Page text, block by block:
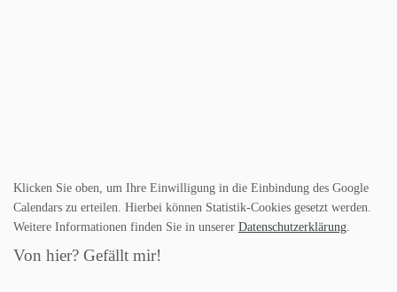
Klicken Sie oben, um Ihre Einwilligung in die Einbindung des Google
Calendars zu erteilen. Hierbei können Statistik-Cookies gesetzt werden.
Weitere Informationen finden Sie in unserer Datenschutzerklärung.
Von hier? Gefällt mir!